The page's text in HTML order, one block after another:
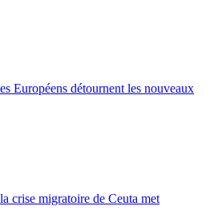
Européens détournent les nouveaux
crise migratoire de Ceuta met